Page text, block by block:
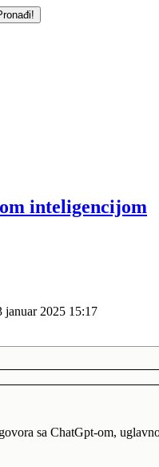
inteligencijom
januar 2025 15:17
sa ChatGpt-om,